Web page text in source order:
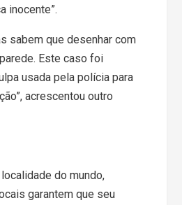
inocente”.
sabem que desenhar com
Este caso foi
usada pela polícia para
acrescentou outro
do mundo,
garantem que seu